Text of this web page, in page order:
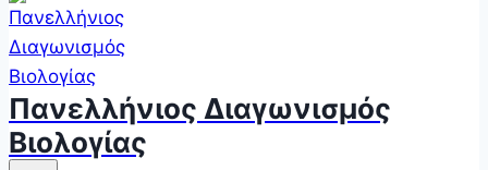
Πανελλήνιος Διαγωνισμός
Βιολογίας